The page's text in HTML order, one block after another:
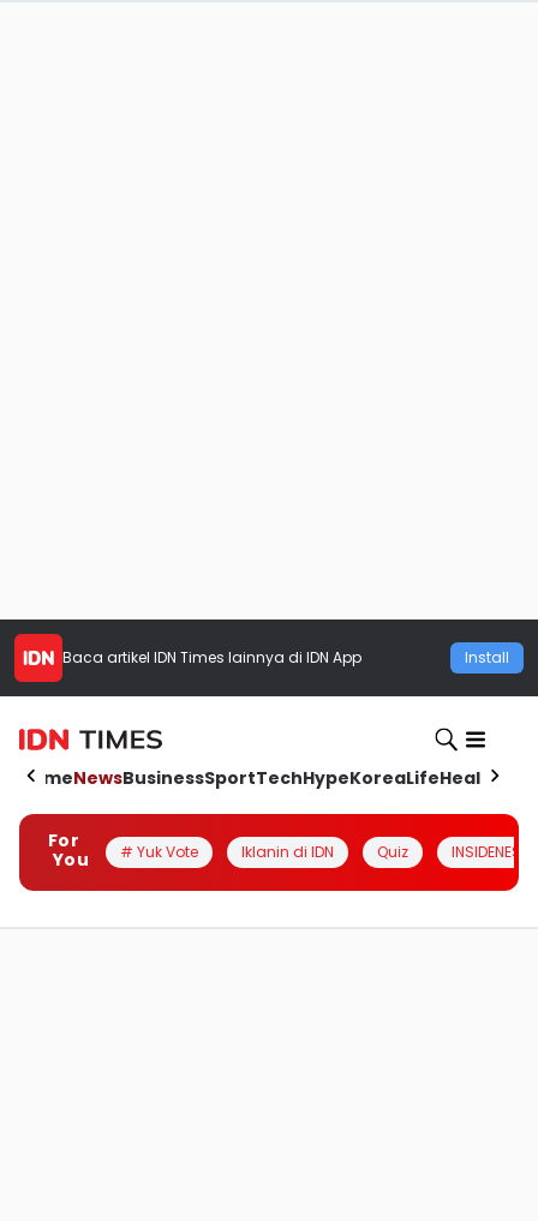
Baca artikel IDN Times lainnya di IDN App Install
HomeNewsBusinessSportTechHypeKoreaLifeHealth
For
You
# Yuk Vote Iklanin di IDN Quiz INSIDENESIA